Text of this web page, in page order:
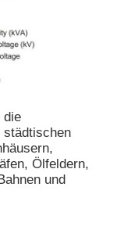
die
städtischen
Ölfeldern,
und